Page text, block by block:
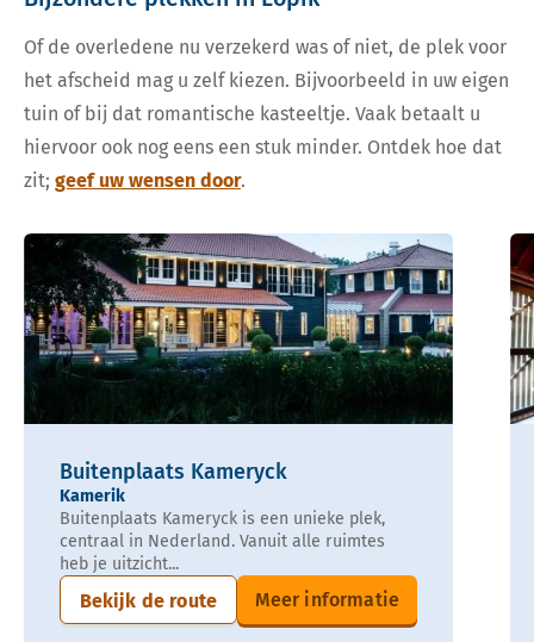
Of de overledene nu verzekerd was of niet, de plek voor
het afscheid mag u zelf kiezen. Bijvoorbeeld in uw eigen
tuin of bij dat romantische kasteeltje. Vaak betaalt u
hiervoor ook nog eens een stuk minder. Ontdek hoe dat
zit; geef uw wensen door.
Buitenplaats Kameryck
Kamerik
Buitenplaats Kameryck is een unieke plek,
centraal in Nederland. Vanuit alle ruimtes
heb je uitzicht...
Bekijk de route Meer informatie